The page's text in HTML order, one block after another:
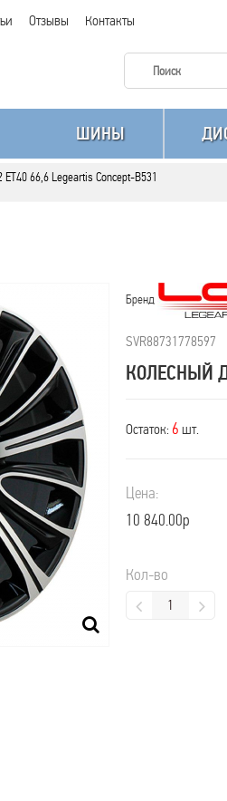
Отзывы Контакты
ШИНЫ
ET40 66,6 Legeartis Concept-B531
Бренд
SVR88731778597
КОЛЕСНЫЙ
Остаток: 6 шт.
Цена:
10 840.00р
Кол-во